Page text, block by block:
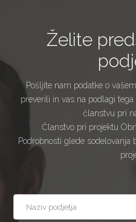
Želite
Pošljite nam podatke o
preverili in vas na podlagi
članstvu pri
Članstvo pri projektu
Podrobnosti glede